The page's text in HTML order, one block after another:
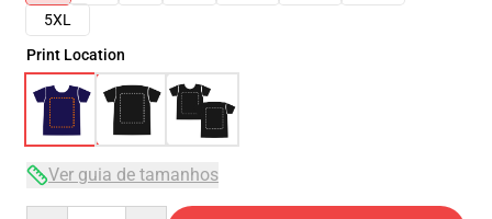
5XL
Print Location
Ver guia de tamanhos